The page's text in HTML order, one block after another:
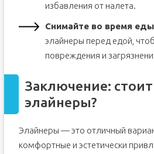
избавления от налета.
Снимайте во время
элайнеры перед едой,
повреждения и
Заключение:
элайнеры?
Элайнеры — это отличный
комфортные и эстетически